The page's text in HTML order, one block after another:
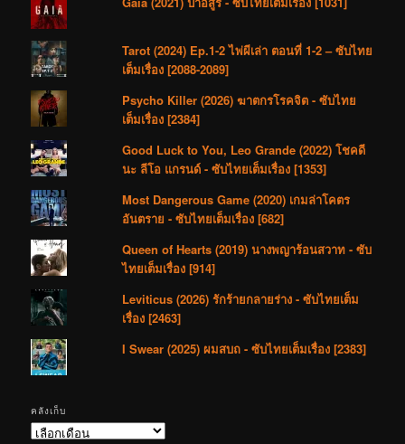
Tarot (2024) Ep.1-2 ไพ่ผีเล่า ตอนที่ 1-2 – ซับไทย
เต็มเรื่อง [2088-2089]
Psycho Killer (2026) ฆาตกรโรคจิต - ซับไทย
เต็มเรื่อง [2384]
Good Luck to You, Leo Grande (2022) โชคดี
นะ ลีโอ แกรนด์ - ซับไทยเต็มเรื่อง [1353]
Most Dangerous Game (2020) เกมล่าโคตร
อันตราย - ซับไทยเต็มเรื่อง [682]
Queen of Hearts (2019) นางพญาร้อนสวาท - ซับ
ไทยเต็มเรื่อง [914]
Leviticus (2026) รักร้ายกลายร่าง - ซับไทยเต็ม
เรื่อง [2463]
I Swear (2025) ผมสบถ - ซับไทยเต็มเรื่อง [2383]
คลังเก็บ
คลัง